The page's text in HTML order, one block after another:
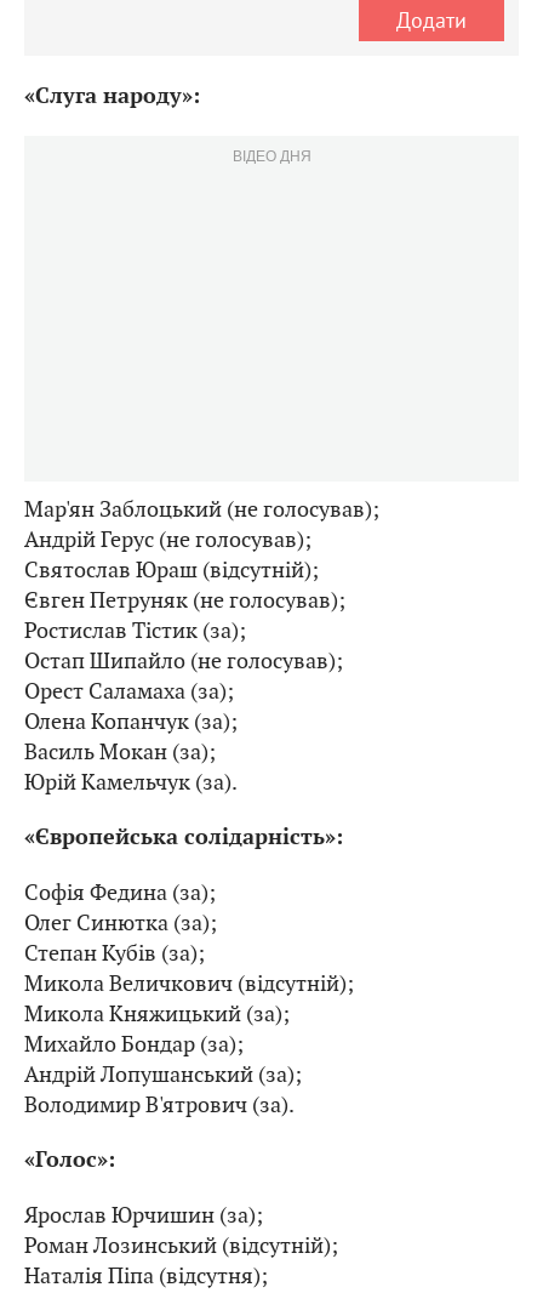
Додати
«Слуга народу»:
ВІДЕО ДНЯ
Мар'ян Заблоцький (не голосував);
Андрій Герус (не голосував);
Святослав Юраш (відсутній);
Євген Петруняк (не голосував);
Ростислав Тістик (за);
Остап Шипайло (не голосував);
Орест Саламаха (за);
Олена Копанчук (за);
Василь Мокан (за);
Юрій Камельчук (за).
«Європейська солідарність»:
Софія Федина (за);
Олег Синютка (за);
Степан Кубів (за);
Микола Величкович (відсутній);
Микола Княжицький (за);
Михайло Бондар (за);
Андрій Лопушанський (за);
Володимир В'ятрович (за).
«Голос»:
Ярослав Юрчишин (за);
Роман Лозинський (відсутній);
Наталія Піпа (відсутня);